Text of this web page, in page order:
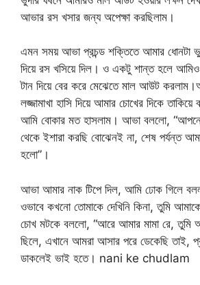
আভার রস খসার জন্য অপেক্ষা করছিলাম।
এমন সময় আভা প্রচন্ড শক্তিতে আমার ধোনটা
দিয়ে রস খসিয়ে দিল। ও একটু শান্ত হলে
টান দিয়ে বের করে মেঝেতে মাল আউট
লজ্জামাখা হাসি দিয়ে আমার চোখের দিকে
আমি বোকার মত হাসলাম। আভা বললো, “আপনে
থেকে ইশারা করছি বোঝেনই না, শেষ পর্যন্ত
হলো”।
আভা আমার নাক টিপে দিল, আমি ঢোক গিলে
ওভাবে কখনো তোমাকে দেখিনি কিনা, তুমি
চোখ মটকে বললো, “আরে আমার মামা রে, তুমি
ছিলে, এখানে আমরা আসার পরে ডেকেছি তাই,
ডাকলেই ভাই হতে। nani ke chudlam